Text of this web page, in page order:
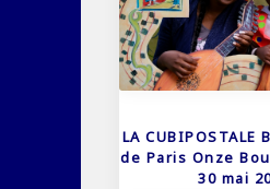
LA CUBIPOSTALE
de Paris Onze
30 mai